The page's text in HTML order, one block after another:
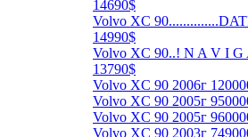
14690$
Volvo XC
14990$
Volvo XC 90..! N A V I G
13790$
Volvo XC 90 2006г
Volvo XC 90 2005г
Volvo XC 90 2005г
Volvo XC 90 2003г